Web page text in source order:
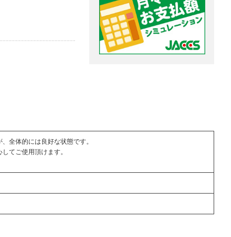
全体的には良好な状態です。
てご使用頂けます。